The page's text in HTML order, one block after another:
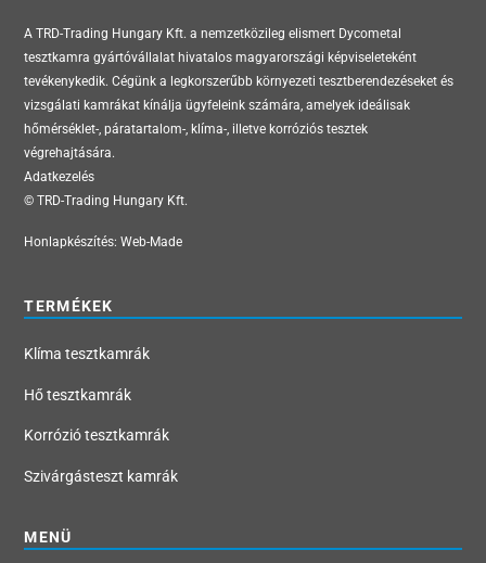
A TRD-Trading Hungary Kft. a nemzetközileg elismert Dycometal
tesztkamra gyártóvállalat hivatalos magyarországi képviseleteként
tevékenykedik. Cégünk a legkorszerűbb környezeti tesztberendezéseket és
vizsgálati kamrákat kínálja ügyfeleink számára, amelyek ideálisak
hőmérséklet-, páratartalom-, klíma-, illetve korróziós tesztek
végrehajtására.
Adatkezelés
© TRD-Trading Hungary Kft.
Honlapkészítés:Web-Made
TERMÉKEK
Klíma tesztkamrák
Hő tesztkamrák
Korrózió tesztkamrák
Szivárgásteszt kamrák
MENÜ